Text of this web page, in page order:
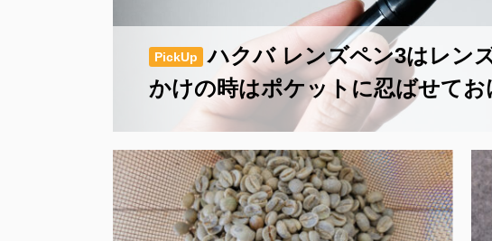
PickUp
ハクバ レンズペン3はレン
かけの時はポケットに忍ばせてお